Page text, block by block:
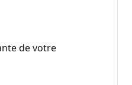
de votre